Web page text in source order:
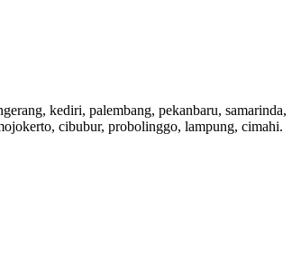
kediri, palembang, pekanbaru, samarinda,
cibubur, probolinggo, lampung, cimahi.